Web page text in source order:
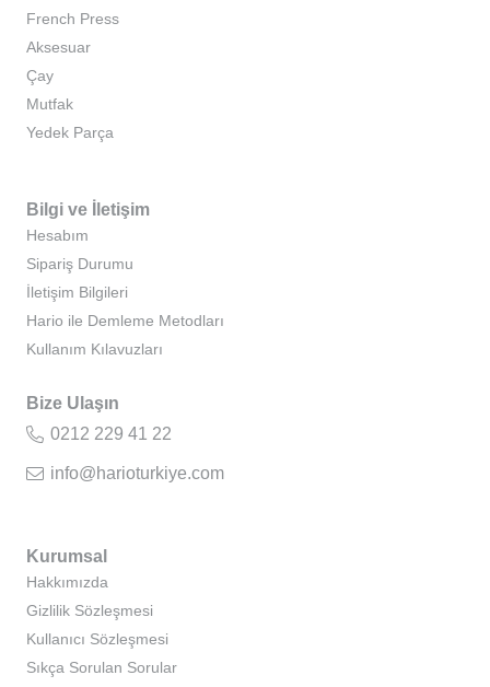
French Press
Aksesuar
Çay
Mutfak
Yedek Parça
Bilgi ve İletişim
Hesabım
Sipariş Durumu
İletişim Bilgileri
Hario ile Demleme Metodları
Kullanım Kılavuzları
Bize Ulaşın
0212 229 41 22
info@harioturkiye.com
Kurumsal
Hakkımızda
Gizlilik Sözleşmesi
Kullanıcı Sözleşmesi
Sıkça Sorulan Sorular